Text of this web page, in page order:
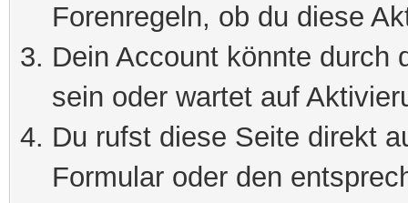
Forenregeln, ob du diese
Dein Account könnte durch
sein oder wartet auf
Du rufst diese Seite direkt
Formular oder den